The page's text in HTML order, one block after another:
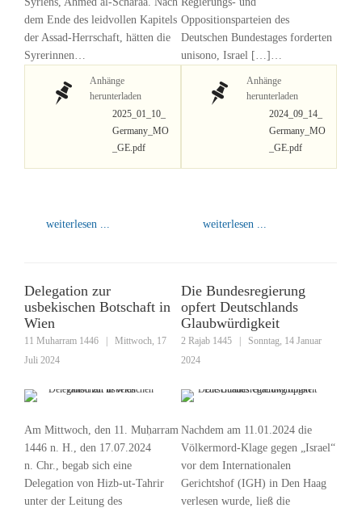
dem Ende des leidvollen Kapitels
der Assad-Herrschaft, hätten die
Syrerinnen…
Anhänge
herunterladen
2025_01_10_
Germany_MO
_GE.pdf
weiterlesen ...
Oppositionsparteien des
Deutschen Bundestages forderten
unisono, Israel […]…
Anhänge
herunterladen
2024_09_14_
Germany_MO
_GE.pdf
weiterlesen ...
Delegation zur
usbekischen Botschaft in
Wien
11 Muharram 1446
Mittwoch, 17
Juli 2024
Am Mittwoch, den 11. Muḥarram
1446 n. H., den 17.07.2024
n. Chr., begab sich eine
Delegation von Hizb-ut-Tahrir
unter der Leitung des
Die Bundesregierung
opfert Deutschlands
Glaubwürdigkeit
2 Rajab 1445
Sonntag, 14 Januar
2024
Nachdem am 11.01.2024 die
Völkermord-Klage gegen „Israel“
vor dem Internationalen
Gerichtshof (IGH) in Den Haag
verlesen wurde, ließ die